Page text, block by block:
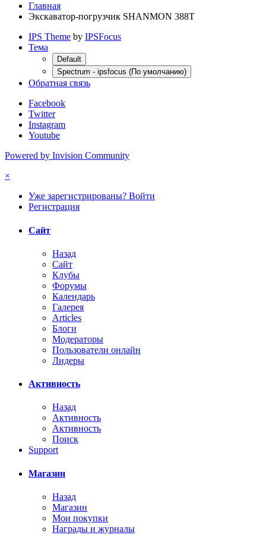
Главная
Экскаватор-погрузчик SHANMON 388T
IPS Theme by IPSFocus
Тема
Default
Spectrum - ipsfocus (По умолчанию)
Обратная связь
Facebook
Twitter
Instagram
Youtube
Powered by Invision Community
×
Уже зарегистрированы? Войти
Регистрация
Сайт
Назад
Сайт
Клубы
Форумы
Календарь
Галерея
Articles
Блоги
Модераторы
Пользователи онлайн
Лидеры
Активность
Назад
Активность
Активность
Поиск
Support
Магазин
Назад
Магазин
Мои покупки
Награды и журналы